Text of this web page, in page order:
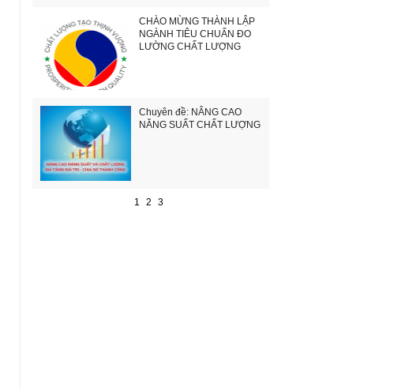
CHÀO MỪNG THÀNH LẬP
NGÀNH TIÊU CHUẨN ĐO
LƯỜNG CHẤT LƯỢNG
Chuyên đề: NÂNG CAO
NĂNG SUẤT CHẤT LƯỢNG
1 2 3